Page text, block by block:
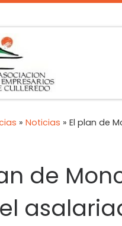
» Noticias » El plan de
de